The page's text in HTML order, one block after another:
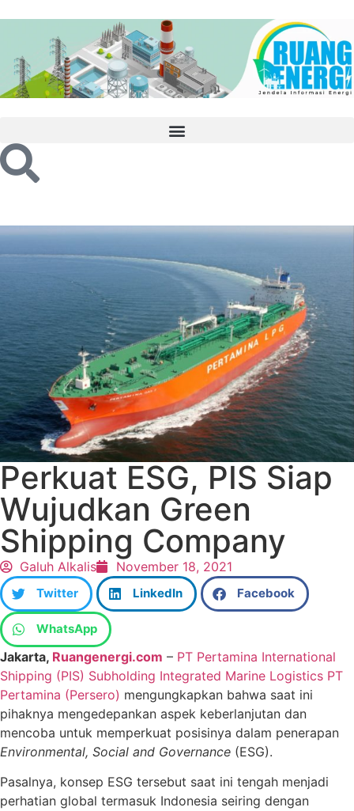
Perkuat ESG, PIS Siap
Wujudkan Green
Shipping Company
Galuh Alkalis November 18, 2021
Twitter LinkedIn Facebook
WhatsApp
Jakarta, Ruangenergi.com – PT Pertamina International
Shipping (PIS) Subholding Integrated Marine Logistics PT
Pertamina (Persero) mengungkapkan bahwa saat ini
pihaknya mengedepankan aspek keberlanjutan dan
mencoba untuk memperkuat posisinya dalam penerapan
Environmental, Social and Governance (ESG).
Pasalnya, konsep ESG tersebut saat ini tengah menjadi
perhatian global termasuk Indonesia seiring dengan